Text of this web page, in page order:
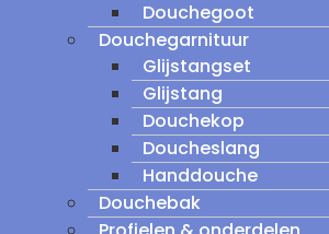
Douchegoot
Douchegarnituur
Glijstangset
Glijstang
Douchekop
Doucheslang
Handdouche
Douchebak